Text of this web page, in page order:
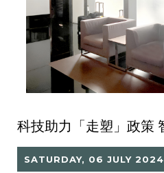
SATURDAY, 06 JULY 2024